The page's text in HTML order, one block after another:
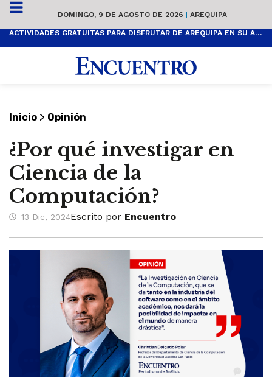
DOMINGO, 9 DE AGOSTO DE 2026 | AREQUIPA
ACTIVIDADES GRATUITAS PARA DISFRUTAR DE AREQUIPA EN SU ANIVERSARIO
Inicio > Opinión
¿Por qué investigar en
Ciencia de la
Computación?
13 Dic, 2024Escrito por Encuentro